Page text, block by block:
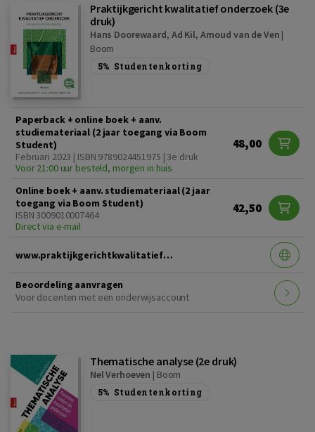
Praktijkgericht kwalitatief onderzoek (3e
druk)
Hans Doorewaard, Ad Kil, Arnoud van de Ven |
Boom
5% Studentenkorting
Paperback + online boek + aanv.
studiemateriaal (2 jaar toegang via Boom
Student)
Februari 2023 | ISBN 9789024451975 | 3e druk
Voor 21:00 uur besteld, morgen in huis
48,00
Online boek + aanv. studiemateriaal (2 jaar
toegang via Boom Student)
ISBN 3009010007464
Direct via e-mail
42,50
www.praktijkgerichtkwalitatiefonderzoek3edruk.nl
Beoordeling aanvragen
Voor docenten met een onderwijsaccount
Thematische analyse (2e druk)
Nel Verhoeven | Boom
5% Studentenkorting